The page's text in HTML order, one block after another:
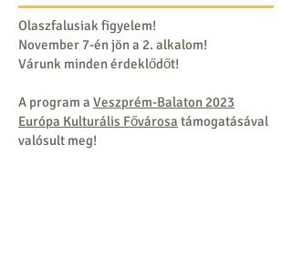
Olaszfalusiak figyelem!
November 7-én jön a 2. alkalom!
Várunk minden érdeklődőt!
A program a Veszprém-Balaton 2023
Európa Kulturális Fővárosa támogatásával
valósult meg!